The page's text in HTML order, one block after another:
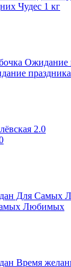
Чудес 1 кг
праздника
Любимых